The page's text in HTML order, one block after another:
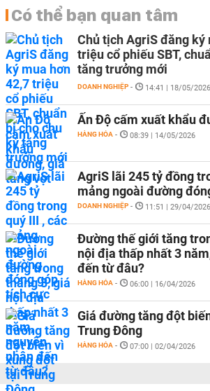
Có thể bạn quan tâm
Chủ tịch AgriS đăng ký
triệu cổ phiếu SBT,
tăng trưởng mới
DOANH NGHIỆP - 14:41 | 18/05/2026
Ấn Độ cấm xuất khẩu
HÀNG HÓA - 08:39 | 14/05/2026
AgriS lãi 245 tỷ đồng
mảng ngoài đường
DOANH NGHIỆP - 11:51 | 29/04/2026
Đường thế giới tăng
nội địa thấp nhất 3
đến từ đâu?
HÀNG HÓA - 06:00 | 16/04/2026
Giá đường tăng đột
Trung Đông
HÀNG HÓA - 07:00 | 02/04/2026